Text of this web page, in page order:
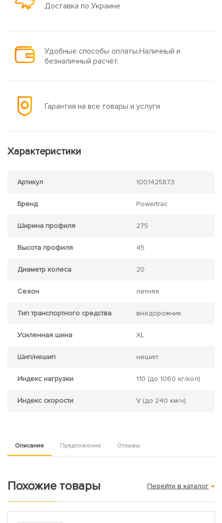
Доставка по Украине
Удобные способы оплаты.Наличный и
безналичный расчёт.
Гарантия на все товары и услуги
Характеристики
Артикул 1001425873
Бренд Powertrac
Ширина профиля 275
Высота профиля 45
Диаметр колеса 20
Сезон летняя
Тип транспортного средства внедорожник
Усиленная шина XL
Шип/нешип нешип
Индекс нагрузки 110 (до 1060 кг/кол)
Индекс скорости V (до 240 км/ч)
Описание Предложение Отзывы
Похожие товары Перейти в каталог →